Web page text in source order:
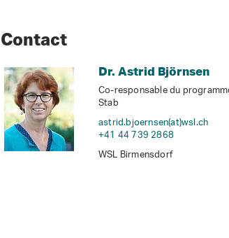
Contact
Dr. Astrid Björnsen
Co-responsable du
Stab
astrid.bjoernsen(at)wsl.ch
+41 44 739 2868
WSL Birmensdorf